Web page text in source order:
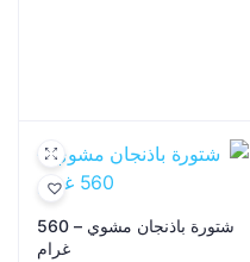
شتورة باذنجان مشوي – 560
غرام